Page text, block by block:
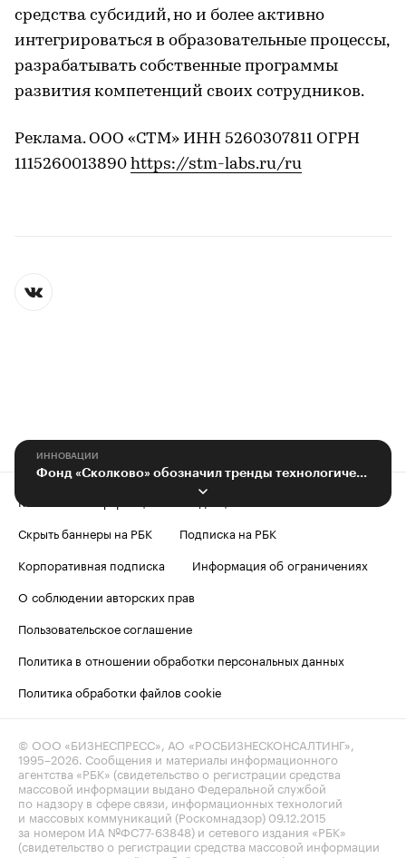
средства субсидий, но и более активно
интегрироваться в образовательные процессы,
разрабатывать собственные программы
развития компетенций своих сотрудников.
Реклама. ООО «СТМ» ИНН 5260307811 ОГРН
1115260013890 https://stm-labs.ru/ru
ИННОВАЦИИ
Контактная информация
Редакция
Скрыть баннеры на РБК
Подписка на РБК
Корпоративная подписка
Информация об ограничениях
О соблюдении авторских прав
Пользовательское соглашение
Политика в отношении обработки персональных данных
Политика обработки файлов cookie
© ООО «БИЗНЕСПРЕСС», АО «РОСБИЗНЕСКОНСАЛТИНГ»,
1995–2026 . Сообщения и материалы информационного
агентства «РБК» (свидетельство о регистрации средства
массовой информации выдано Федеральной службой
по надзору в сфере связи, информационных технологий
и массовых коммуникаций (Роскомнадзор) 09.12.2015
за номером ИА №ФС77-63848) и сетевого издания «РБК»
(свидетельство о регистрации средства массовой информации